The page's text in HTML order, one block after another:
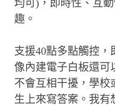
均可)，即時性、互
趣。
支援40點多點觸控，
像內建電子白板還可
不會互相干擾，學校
生上來寫答案。我有